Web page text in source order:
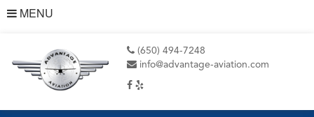
MENU
(650) 494-7248
info@advantage-aviation.com